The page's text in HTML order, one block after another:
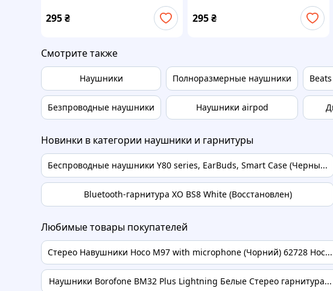
295₴ 295₴
Смотрите также
Наушники
Безпроводные наушники
Полноразмерные наушники
Наушники airpod
Новинки в категории наушники и гарнитуры
Беспроводные наушники Y80 series, EarBuds, Smart Case (Черны...
Bluetooth-гарнитура XO BS8 White (Восстановлен)
Любимые товары покупателей
Стерео Навушники Hoco M97 with microphone (Чорний) 62728 Hoc...
Наушники Borofone BM32 Plus Lightning Белые Стерео гарнитура...